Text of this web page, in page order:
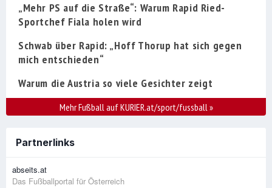
„Mehr PS auf die Straße“: Warum Rapid Ried-
Sportchef Fiala holen wird
Schwab über Rapid: „Hoff Thorup hat sich gegen
mich entschieden“
Warum die Austria so viele Gesichter zeigt
Mehr Fußball auf KURIER.at/sport/fussball»
Partnerlinks
abseits.at
Das Fußballportal für Österreich